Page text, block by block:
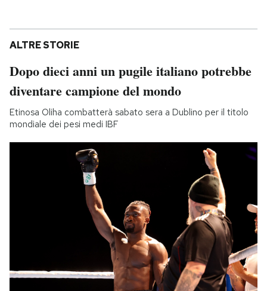
ALTRE STORIE
Dopo dieci anni un pugile italiano potrebbe
diventare campione del mondo
Etinosa Oliha combatterà sabato sera a Dublino per il titolo
mondiale dei pesi medi IBF